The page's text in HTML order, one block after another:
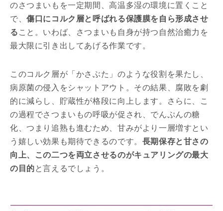
のさつまいもを一定期間、高温多湿の環境に置くこと
で、傷口にコルク層と呼ばれる保護膜を自ら形成させ
る こと。いわば、さつまいも自身が持つ自然治癒力を
最大限に引き出してあげる作業です。
このコルク層が「かさぶた」のような役割を果たし、
病原菌の侵入をシャットアウト。その結果、腐敗を劇
的に減らし、貯蔵性が格段に向上します。さらに、こ
の過程でさつまいもの呼吸が促され、でんぷんの糖
化、つまり追熟も進むため、甘みがより一層増すとい
う嬉しい効果も期待できるのです。 長期保存と甘さの
向上、この二つを両立させるのがキュアリングの最大
の目的と言えるでしょう。